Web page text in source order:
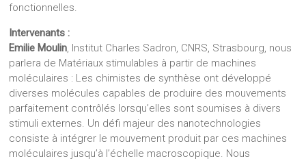
fonctionnelles.
Intervenants :
Emilie Moulin, Institut Charles Sadron, CNRS, Strasbourg, nous
parlera de Matériaux stimulables à partir de machines
moléculaires : Les chimistes de synthèse ont développé
diverses molécules capables de produire des mouvements
parfaitement contrôlés lorsqu’elles sont soumises à divers
stimuli externes. Un défi majeur des nanotechnologies
consiste à intégrer le mouvement produit par ces machines
moléculaires jusqu’à l’échelle macroscopique. Nous